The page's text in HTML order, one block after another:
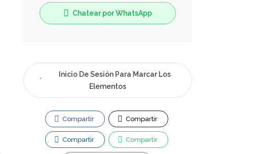
Chatear por WhatsApp
Inicio De Sesión Para Marcar Los
Elementos
Compartir Compartir
Compartir Compartir